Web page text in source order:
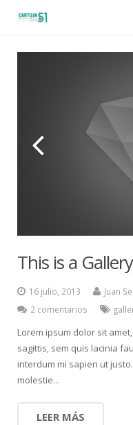
Guardias
Whatsapp Chatbot
This is a
16 julio, 2013 Juan
2 comentarios
Lorem ipsum dolor sit
sagittis, sem quis lacinia
interdum mi sapien ut
molestie...
LEER MÁS